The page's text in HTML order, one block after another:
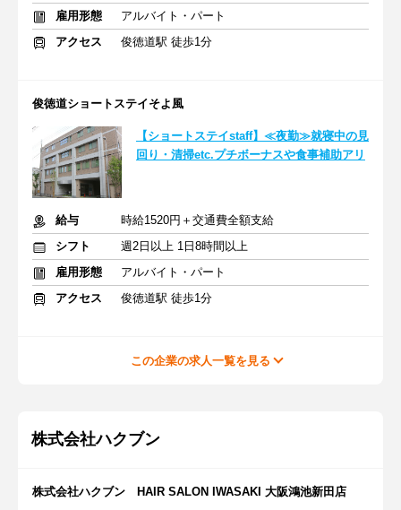
雇用形態
アルバイト・パート
アクセス
俊徳道駅 徒歩1分
俊徳道ショートステイそよ風
【ショートステイstaff】≪夜勤≫就寝中の見
回り・清掃etc.プチボーナスや食事補助アリ
給与
時給1520円＋交通費全額支給
シフト
週2日以上 1日8時間以上
雇用形態
アルバイト・パート
アクセス
俊徳道駅 徒歩1分
この企業の求人一覧を見る
株式会社ハクブン
株式会社ハクブン HAIR SALON IWASAKI 大阪鴻池新田店